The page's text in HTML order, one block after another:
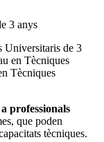
3 anys
Universitaris de 3
en Tècniques
Tècniques
professionals
que poden
tècniques.